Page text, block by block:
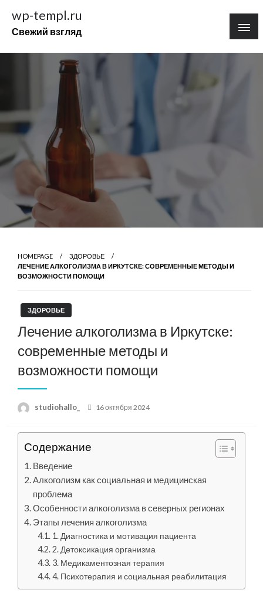
содержимому
wp-templ.ru
Свежий взгляд
HOMEPAGE
ЗДОРОВЬЕ
ЛЕЧЕНИЕ АЛКОГОЛИЗМА В ИРКУТСКЕ: СОВРЕМЕННЫЕ МЕТОДЫ И
ВОЗМОЖНОСТИ ПОМОЩИ
ЗДОРОВЬЕ
Лечение алкоголизма в Иркутске:
современные методы и
возможности помощи
studiohallo_
Posted
16 октября 2024
Содержание
Введение
Алкоголизм как социальная и медицинская
проблема
Особенности алкоголизма в северных регионах
Этапы лечения алкоголизма
1. Диагностика и мотивация пациента
2. Детоксикация организма
3. Медикаментозная терапия
4. Психотерапия и социальная реабилитация